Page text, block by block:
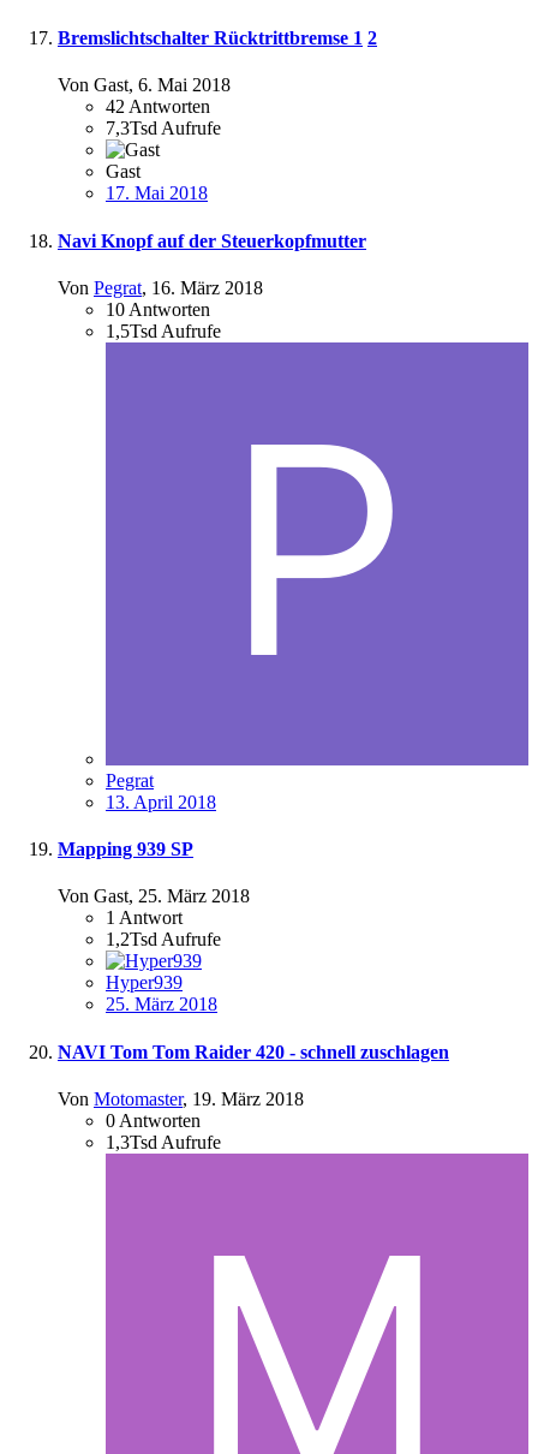
Bremslichtschalter Rücktrittbremse 1 2
Von Gast, 6. Mai 2018
42 Antworten
7,3Tsd Aufrufe
Gast
17. Mai 2018
Navi Knopf auf der Steuerkopfmutter
Von Pegrat, 16. März 2018
10 Antworten
1,5Tsd Aufrufe
Pegrat
13. April 2018
Mapping 939 SP
Von Gast, 25. März 2018
1 Antwort
1,2Tsd Aufrufe
Hyper939
25. März 2018
NAVI Tom Tom Raider 420 - schnell zuschlagen
Von Motomaster, 19. März 2018
0 Antworten
1,3Tsd Aufrufe